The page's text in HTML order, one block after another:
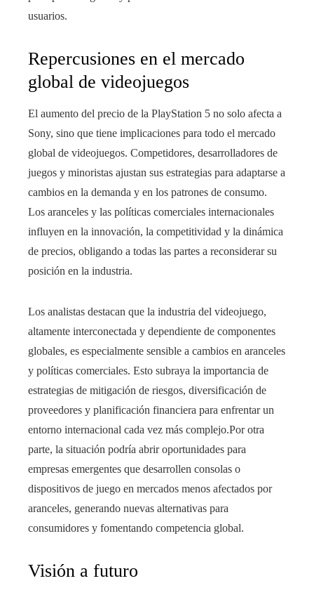
usuarios.
Repercusiones en el mercado
global de videojuegos
El aumento del precio de la PlayStation 5 no solo afecta a
Sony, sino que tiene implicaciones para todo el mercado
global de videojuegos. Competidores, desarrolladores de
juegos y minoristas ajustan sus estrategias para adaptarse a
cambios en la demanda y en los patrones de consumo.
Los aranceles y las políticas comerciales internacionales
influyen en la innovación, la competitividad y la dinámica
de precios, obligando a todas las partes a reconsiderar su
posición en la industria.
Los analistas destacan que la industria del videojuego,
altamente interconectada y dependiente de componentes
globales, es especialmente sensible a cambios en aranceles
y políticas comerciales. Esto subraya la importancia de
estrategias de mitigación de riesgos, diversificación de
proveedores y planificación financiera para enfrentar un
entorno internacional cada vez más complejo.Por otra
parte, la situación podría abrir oportunidades para
empresas emergentes que desarrollen consolas o
dispositivos de juego en mercados menos afectados por
aranceles, generando nuevas alternativas para
consumidores y fomentando competencia global.
Visión a futuro